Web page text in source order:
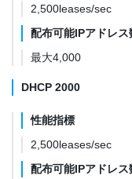
2,500leases/sec
配布可能IPアドレス
最大4,000
DHCP 2000
性能指標
2,500leases/sec
配布可能IPアドレス